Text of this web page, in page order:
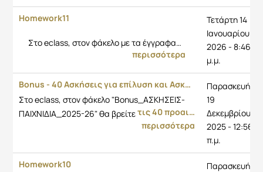
Homework11
Στο eclass, στον φάκελο με τα έγγραφα…
περισσότερα
Τετάρτη 14
Ιανουαρίου
2026 - 8:46
μ.μ.
Bonus - 40 Ασκήσεις για επίλυση και Ασκήσεις-Παιχνίδια-Μαθηματικά Προβλήματα (προαιρετικές)
Στο eclass, στον φάκελο "Bonus_ΑΣΚΗΣΕΙΣ-
ΠΑΙΧΝΙΔΙΑ_2025-26" θα βρείτετις 40 προαι…
περισσότερα
Παρασκευή
19
Δεκεμβρίου
2025 - 12:56
π.μ.
Homework10
Παρασκευή